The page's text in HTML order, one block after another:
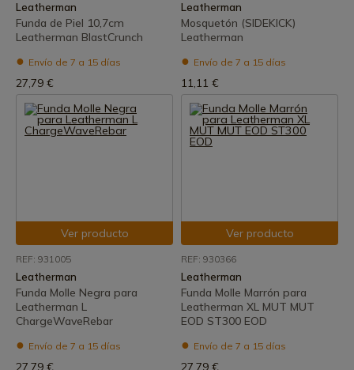
Leatherman
Funda de Piel 10,7cm
Leatherman BlastCrunch
Envío de 7 a 15 días
27,79 €
Leatherman
Mosquetón (SIDEKICK)
Leatherman
Envío de 7 a 15 días
11,11 €
Ver producto
REF: 931005
Leatherman
Funda Molle Negra para
Leatherman L
ChargeWaveRebar
Envío de 7 a 15 días
27,79 €
Ver producto
REF: 930366
Leatherman
Funda Molle Marrón para
Leatherman XL MUT MUT
EOD ST300 EOD
Envío de 7 a 15 días
27,79 €